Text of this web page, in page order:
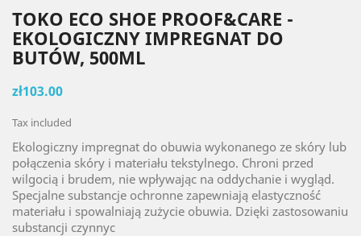
TOKO ECO SHOE PROOF&CARE -
EKOLOGICZNY IMPREGNAT DO
BUTÓW, 500ML
zł103.00
Tax included
Ekologiczny impregnat do obuwia wykonanego ze skóry lub
połączenia skóry i materiału tekstylnego. Chroni przed
wilgocią i brudem, nie wpływając na oddychanie i wygląd.
Specjalne substancje ochronne zapewniają elastyczność
materiału i spowalniają zużycie obuwia. Dzięki zastosowaniu
substancji czynnyc